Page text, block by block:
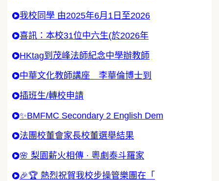
我校同學 由2025年6月1日至2026
喜訊：本校31位中六生(於2026年
HKtag到茂峰法師紀念中學辦教師
中華文化教師講座 李華倫博士到
插班生/轉校申請
✨BMFMC Secondary 2 English Dem
法團校董會家長校董選舉結果
🌸 梨園薪火相傳 · 粵劇泰斗羅家
🎉🏆 熱烈祝賀我校步操管樂團在「